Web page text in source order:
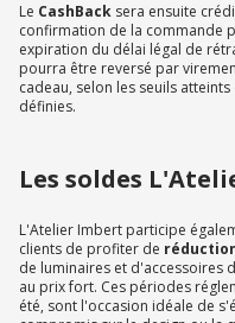
Le CashBack sera ensuite
confirmation de la commande
expiration du délai légal de
pourra être reversé par
cadeau, selon les seuils
définies.
Les soldes
L'Atelier Imbert participe
clients de profiter de
de luminaires et d'accessoires
au prix fort. Ces périodes
été, sont l'occasion idéale de